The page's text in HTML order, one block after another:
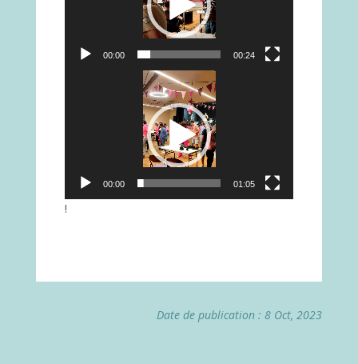
00:00 00:24
00:00 01:05
!
Date de publication : 8 Oct, 2023